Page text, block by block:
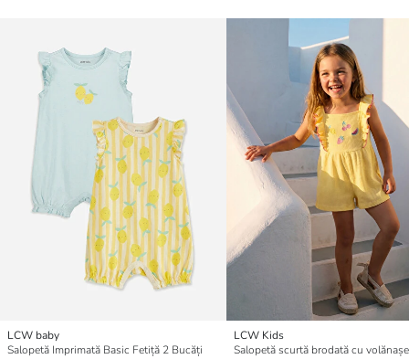
LCW baby
Salopetă Imprimată Basic Fetiță 2 Bucăți
LCW Kids